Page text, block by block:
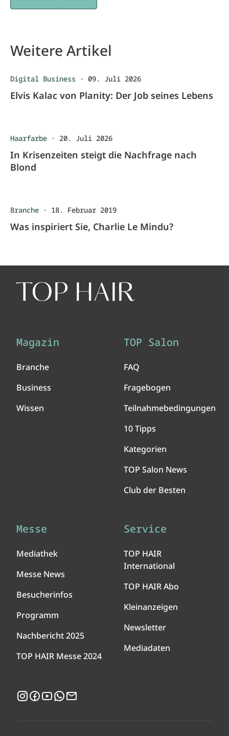
Weitere Artikel
Digital Business · 09. Juli 2026
Elvis Kalac von Planity: Der Job seines Lebens
Haarfarbe · 20. Juli 2026
In Krisenzeiten steigt die Nachfrage nach
Blond
Branche · 18. Februar 2019
Was inspiriert Sie, Charlie Le Mindu?
Magazin
Branche
Business
Wissen
TOP Salon
FAQ
Fragebogen
Teilnahmebedingungen
10 Tipps
Kategorien
TOP Salon News
Club der Besten
Messe
Mediathek
Messe News
Besucherinfos
Programm
Nachbericht 2025
TOP HAIR Messe 2024
Service
TOP HAIR
International
TOP HAIR Abo
Kleinanzeigen
Newsletter
Mediadaten
Instagram
Facebook
YouTubeWhatsApp